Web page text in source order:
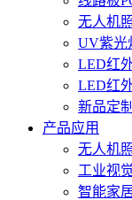
无人机
UV紫光
LED红
LED红
新品定
产品应用
无人机
工业视
智能家